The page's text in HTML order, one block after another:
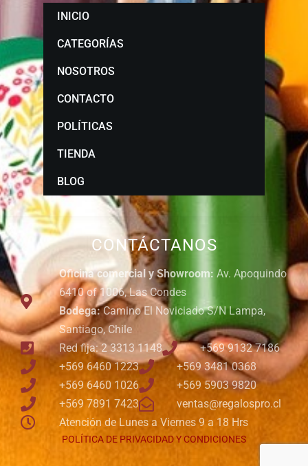
CONTÁCTANOS
Oficina comercial y Showroom: Av. Apoquindo
6410 of 1006, Las Condes
Bodega:Camino El Noviciado S/N Lampa,
Santiago, Chile
Red fija: 2 3313 1148
+569 9132 7186
+569 6460 1223
+569 3481 0368
+569 6460 1026
+569 5903 9820
+569 7891 7423
ventas@regalospro.cl
Atención de Lunes a Viernes 9 a 18 Hrs
POLÍTICA DE PRIVACIDAD Y CONDICIONES
INICIO
CATEGORÍAS
NOSOTROS
CONTACTO
POLÍTICAS
TIENDA
BLOG